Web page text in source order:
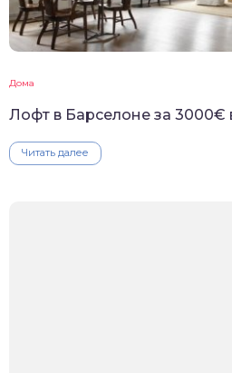
Дома
Лофт в Барселоне за 3000€
Читать далее